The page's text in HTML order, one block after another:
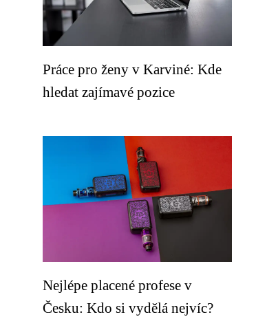
Práce pro ženy v Karviné: Kde
hledat zajímavé pozice
Nejlépe placené profese v
Česku: Kdo si vydělá nejvíc?